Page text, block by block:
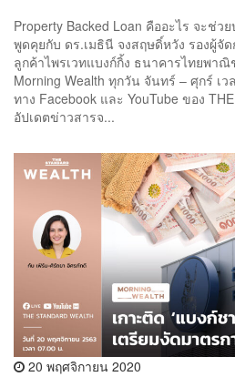
Property Backed Loan คืออะไร จะช่ว
พูดคุยกับ ดร.เมธินี จงสฤษดิ์หวัง รองผู้จั
ลูกค้าไพรเวทแบงก์กิ้ง ธนาคารไทยพา
Morning Wealth ทุกวัน จันทร์ – ศุกร์ เว
ทาง Facebook และ YouTube ของ
อัปเดตข่าวสารจ...
20 พฤศจิกายน 2020